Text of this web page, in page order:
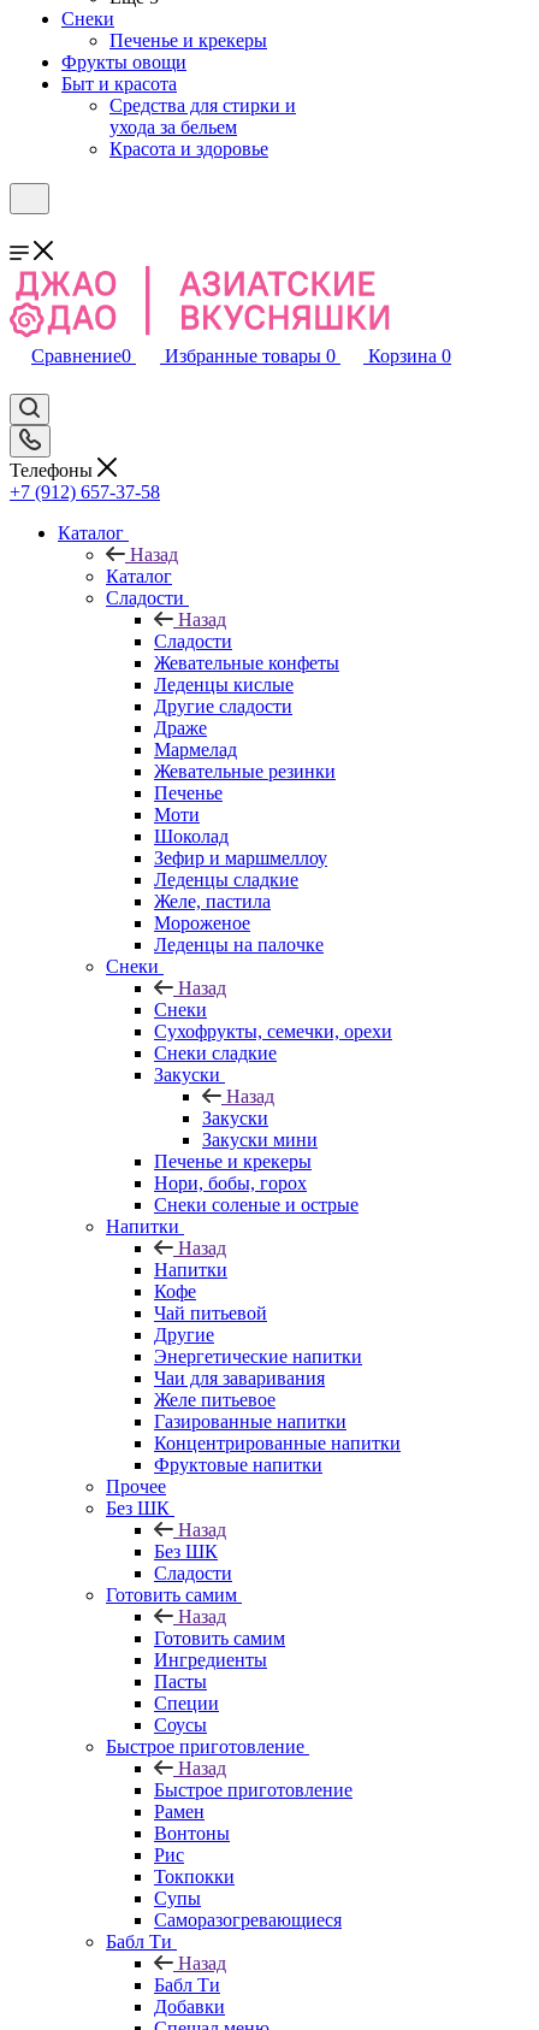
Снеки
Печенье и крекеры
Фрукты овощи
Быт и красота
Средства для стирки и
ухода за бельем
Красота и здоровье
Сравнение0 Избранные товары 0 Корзина 0
Телефоны
+7 (912) 657-37-58
Каталог
Назад
Каталог
Сладости
Назад
Сладости
Жевательные конфеты
Леденцы кислые
Другие сладости
Драже
Мармелад
Жевательные резинки
Печенье
Моти
Шоколад
Зефир и маршмеллоу
Леденцы сладкие
Желе, пастила
Мороженое
Леденцы на палочке
Снеки
Назад
Снеки
Сухофрукты, семечки, орехи
Снеки сладкие
Закуски
Назад
Закуски
Закуски мини
Печенье и крекеры
Нори, бобы, горох
Снеки соленые и острые
Напитки
Назад
Напитки
Кофе
Чай питьевой
Другие
Энергетические напитки
Чаи для заваривания
Желе питьевое
Газированные напитки
Концентрированные напитки
Фруктовые напитки
Прочее
Без ШК
Назад
Без ШК
Сладости
Готовить самим
Назад
Готовить самим
Ингредиенты
Пасты
Специи
Соусы
Быстрое приготовление
Назад
Быстрое приготовление
Рамен
Вонтоны
Рис
Токпокки
Супы
Саморазогревающиеся
Бабл Ти
Назад
Бабл Ти
Добавки